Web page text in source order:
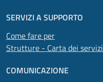
SERVIZI A SUPPORTO
Come fare per
Strutture - Carta dei servizi
COMUNICAZIONE